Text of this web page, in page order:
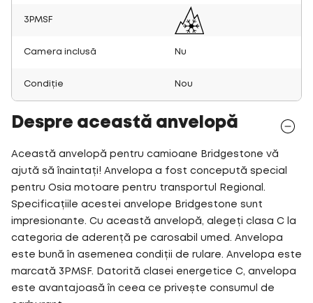
3PMSF
Camera inclusă Nu
Condiție Nou
Despre această anvelopă
Această anvelopă pentru camioane Bridgestone vă
ajută să înaintați! Anvelopa a fost concepută special
pentru Osia motoare pentru transportul Regional.
Specificațiile acestei anvelope Bridgestone sunt
impresionante. Cu această anvelopă, alegeți clasa C la
categoria de aderență pe carosabil umed. Anvelopa
este bună în asemenea condiții de rulare. Anvelopa este
marcată 3PMSF. Datorită clasei energetice C, anvelopa
este avantajoasă în ceea ce privește consumul de